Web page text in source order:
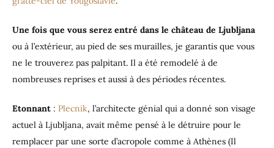
Une fois que vous serez entré dans le château de Ljubljana
ou à l’extérieur, au pied de ses murailles, je garantis que vous
ne le trouverez pas palpitant. Il a été remodelé à de
nombreuses reprises et aussi à des périodes récentes.
Etonnant : Plecnik, l’architecte génial qui a donné son visage
actuel à Ljubljana, avait même pensé à le détruire pour le
remplacer par une sorte d’acropole comme à Athènes (Il